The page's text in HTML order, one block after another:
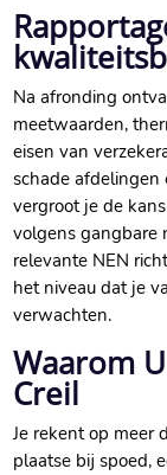
Na afronding
meetwaarden,
eisen van
schade afdelingen
vergroot je de
volgens gangbare
relevante NEN
het niveau dat je
verwachten.​
Waarom
Creil
Je rekent op meer
plaatse bij spoed,